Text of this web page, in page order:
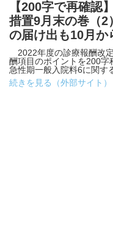
【200字で再確認
措置9月末の巻（2
の届け出も10月か
2022年度の診療報酬改
酬項目のポイントを200字
急性期一般入院料6に関す
続きを見る（外部サイト）